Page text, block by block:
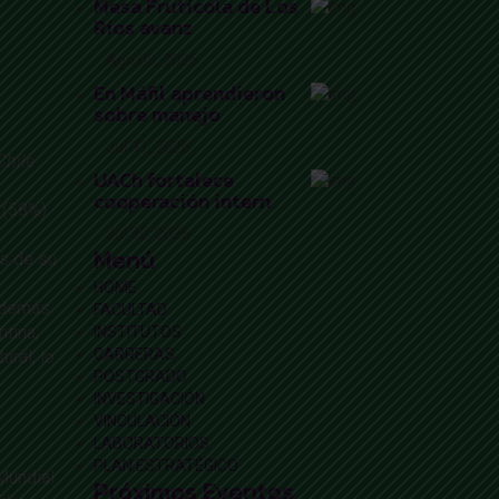
de su
lo
Mesa Frutícola de Los
Ríos avanz
En Máfil aprendieron
sobre manejo
UACh fortalece
cooperación intern
Menú
HOME
FACULTAD
INSTITUTOS
CARRERAS
POSTGRADO
INVESTIGACIÓN
VINCULACIÓN
LABORATORIOS
PLAN ESTRATÉGICO